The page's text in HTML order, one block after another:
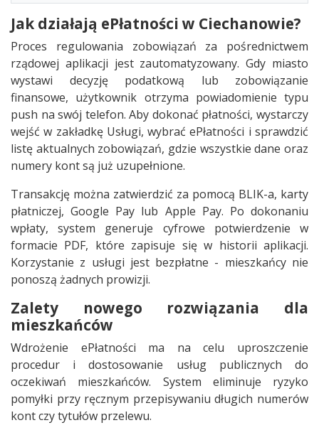
Jak działają ePłatności w Ciechanowie?
Proces regulowania zobowiązań za pośrednictwem
rządowej aplikacji jest zautomatyzowany. Gdy miasto
wystawi decyzję podatkową lub zobowiązanie
finansowe, użytkownik otrzyma powiadomienie typu
push na swój telefon. Aby dokonać płatności, wystarczy
wejść w zakładkę Usługi, wybrać ePłatności i sprawdzić
listę aktualnych zobowiązań, gdzie wszystkie dane oraz
numery kont są już uzupełnione.
Transakcję można zatwierdzić za pomocą BLIK-a, karty
płatniczej, Google Pay lub Apple Pay. Po dokonaniu
wpłaty, system generuje cyfrowe potwierdzenie w
formacie PDF, które zapisuje się w historii aplikacji.
Korzystanie z usługi jest bezpłatne - mieszkańcy nie
ponoszą żadnych prowizji.
Zalety nowego rozwiązania dla
mieszkańców
Wdrożenie ePłatności ma na celu uproszczenie
procedur i dostosowanie usług publicznych do
oczekiwań mieszkańców. System eliminuje ryzyko
pomyłki przy ręcznym przepisywaniu długich numerów
kont czy tytułów przelewu.